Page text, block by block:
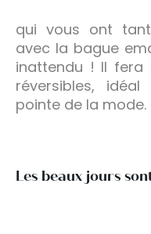
qui vous ont
avec la bague
inattendu ! Il fera
réversibles,
pointe de la mode.
Les beaux jours